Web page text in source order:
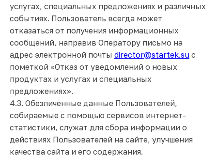
услугах, специальных предложениях и различных
событиях. Пользователь всегда может
отказаться от получения информационных
сообщений, направив Оператору письмо на
адрес электронной почты director@startek.su с
пометкой «Отказ от уведомлений о новых
продуктах и услугах и специальных
предложениях».
4.3. Обезличенные данные Пользователей,
собираемые с помощью сервисов интернет-
статистики, служат для сбора информации о
действиях Пользователей на сайте, улучшения
качества сайта и его содержания.